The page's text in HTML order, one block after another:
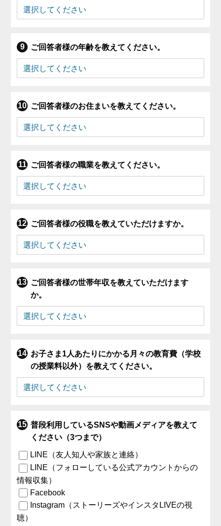
ご回答者様の年齢を教えてください。
ご回答者様のお住まいを教えてください。
ご回答者様の職業を教えてください。
ご回答者様の役職を教えていただけますか。
ご回答者様の世帯年収を教えていただけます
か。
お子さま1人あたりにかかる月々の教育費（学校
の授業料以外）を教えてください。
普段利用しているSNSや動画メディアを教えて
ください（3つまで）
LINE（友人知人や家族と連絡）
LINE（フォローしている公式アカウントからの
情報収集）
Facebook
Instagram（ストーリーズやインスタLIVEの視
聴）